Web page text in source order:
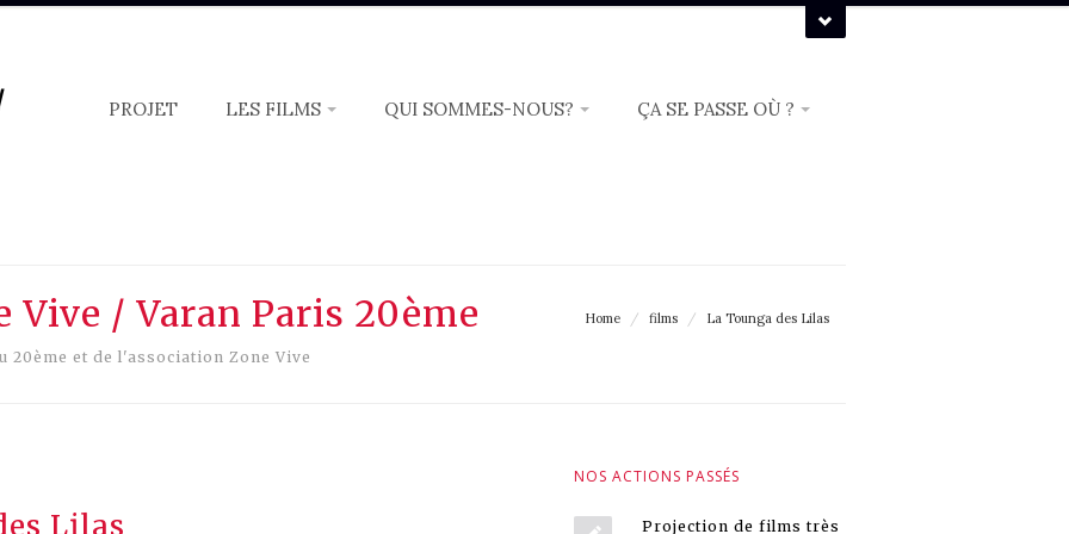
PROJET LES FILMS QUI SOMMES-NOUS? ÇA SE PASSE OÙ ?
Home / films / La Tounga des Lilas
Vive / Varan Paris 20ème
20ème et de l'association Zone Vive
Lilas
NOS ACTIONS PASSÉS
Projection de films très